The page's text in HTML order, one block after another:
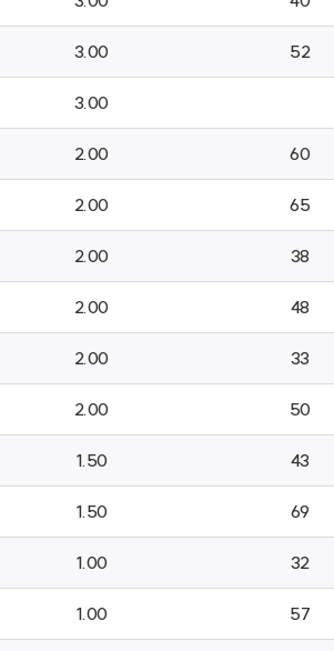
3.00 52
3.00
2.00 60
2.00 65
2.00 38
2.00 48
2.00 33
2.00 50
1.50 43
1.50 69
1.00 32
1.00 57